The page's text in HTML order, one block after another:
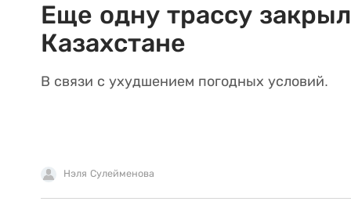
Еще одну трассу
Казахстане
В связи с ухудшением погодных условий.
Нэля Сулейменова